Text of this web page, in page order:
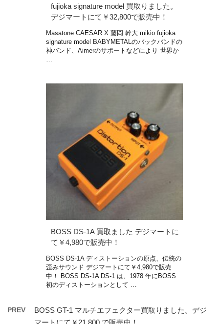
fujioka signature model 買取りました。
デジマートにて￥32,800で販売中！
Masatone CAESAR X 藤岡 幹大 mikio fujioka
signature model BABYMETALのバックバンドの
神バンド、Aimerのサポートなどにより 世界か
BOSS DS-1A 買取ました デジマートに
て￥4,980で販売中！
BOSS DS-1A ディストーションの原点、伝統の
歪みサウンド デジマートにて￥4,980で販売
中！ BOSS DS-1A DS-1 は、1978 年にBOSS
初のディストーションとして …
PREV
BOSS GT-1 マルチエフェクター買取りました。デジ
マートにて￥21,800 で販売中！